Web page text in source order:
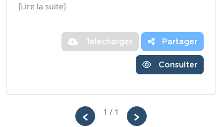
[Lire la suite]
Télécharger Partager
Consulter
1 / 1